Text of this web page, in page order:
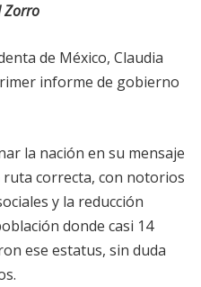
Zorro
de México, Claudia
informe de gobierno
la nación en su mensaje
correcta, con notorios
y la reducción
donde casi 14
ese estatus, sin duda